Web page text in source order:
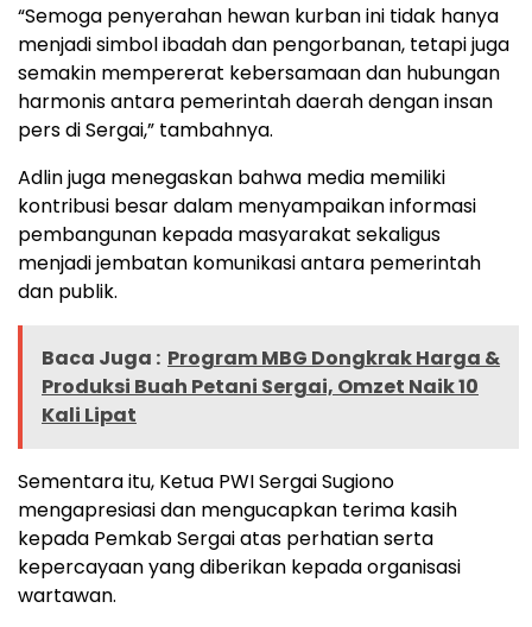
“Semoga penyerahan hewan kurban ini tidak hanya
menjadi simbol ibadah dan pengorbanan, tetapi juga
semakin mempererat kebersamaan dan hubungan
harmonis antara pemerintah daerah dengan insan
pers di Sergai,” tambahnya.
Adlin juga menegaskan bahwa media memiliki
kontribusi besar dalam menyampaikan informasi
pembangunan kepada masyarakat sekaligus
menjadi jembatan komunikasi antara pemerintah
dan publik.
Baca Juga : Program MBG Dongkrak Harga &
Produksi Buah Petani Sergai, Omzet Naik 10
Kali Lipat
Sementara itu, Ketua PWI Sergai Sugiono
mengapresiasi dan mengucapkan terima kasih
kepada Pemkab Sergai atas perhatian serta
kepercayaan yang diberikan kepada organisasi
wartawan.